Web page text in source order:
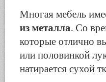
Многая мебель
из металла. Со
которые отлично
или половинкой
натирается сухой